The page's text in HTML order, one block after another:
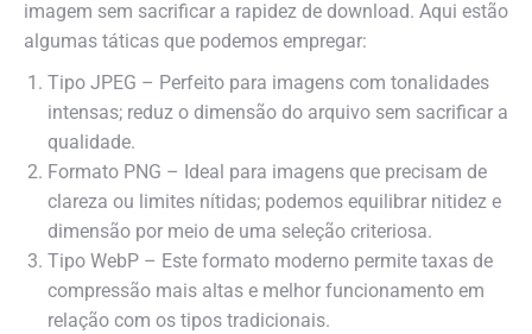
imagem sem sacrificar a rapidez de download. Aqui estão
algumas táticas que podemos empregar:
Tipo JPEG – Perfeito para imagens com tonalidades
intensas; reduz o dimensão do arquivo sem sacrificar a
qualidade.
Formato PNG – Ideal para imagens que precisam de
clareza ou limites nítidas; podemos equilibrar nitidez e
dimensão por meio de uma seleção criteriosa.
Tipo WebP – Este formato moderno permite taxas de
compressão mais altas e melhor funcionamento em
relação com os tipos tradicionais.